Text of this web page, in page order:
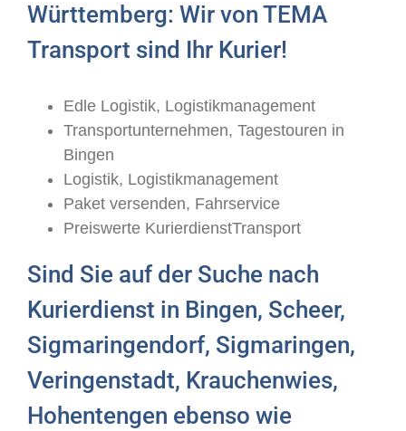
Württemberg: Wir von TEMA
Transport sind Ihr Kurier!
Edle Logistik, Logistikmanagement
Transportunternehmen, Tagestouren in
Bingen
Logistik, Logistikmanagement
Paket versenden, Fahrservice
Preiswerte KurierdienstTransport
Sind Sie auf der Suche nach
Kurierdienst in Bingen, Scheer,
Sigmaringendorf, Sigmaringen,
Veringenstadt, Krauchenwies,
Hohentengen ebenso wie